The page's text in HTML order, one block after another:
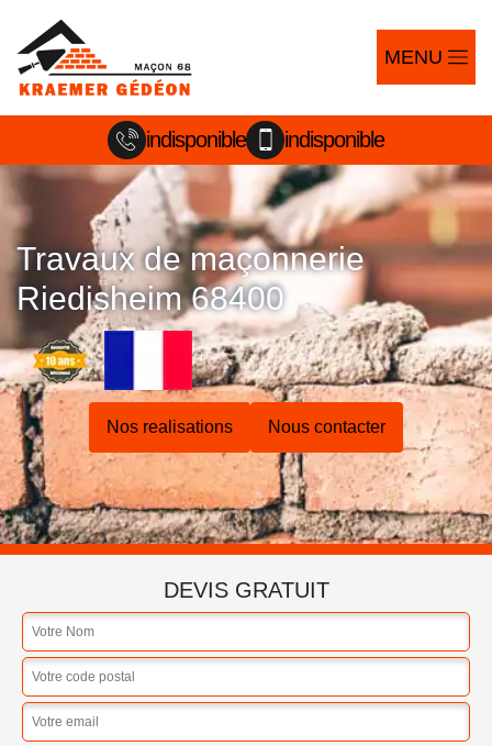
MENU
indisponible indisponible
Travaux de maçonnerie
Riedisheim 68400
Nos realisations Nous contacter
DEVIS GRATUIT